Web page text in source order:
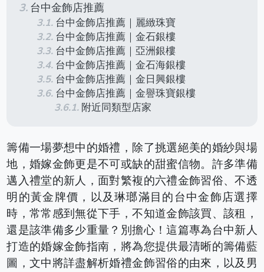
台中金飾店推薦
台中金飾店推薦｜麗緻珠寶
台中金飾店推薦｜金石銀樓
台中金飾店推薦｜亞洲銀樓
台中金飾店推薦｜金石海銀樓
台中金飾店推薦｜金日興銀樓
台中金飾店推薦｜金譽珠寶銀樓
附近同類型店家
籌備一場夢想中的婚禮，除了挑選絕美的婚紗與場
地，婚嫁金飾更是不可或缺的甜蜜信物。許多準備
邁入禮堂的新人，面對繁複的六禮金飾習俗、不透
明的黃金牌價，以及琳瑯滿目的台中金飾店選擇
時，常常感到無從下手，不知道金飾該買、該租，
還是該準備多少重量？別擔心！這篇專為台中新人
打造的婚嫁金飾指南，將為您提供最清晰的籌備藍
圖，文中將詳盡解析婚禮金飾習俗的由來，以及男